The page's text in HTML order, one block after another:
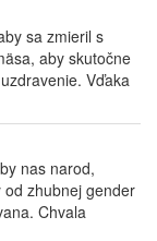
sa zmieril s
aby skutočne
Vďaka
nas narod,
zhubnej gender
Chvala